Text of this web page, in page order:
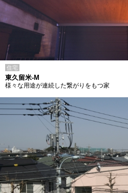
住宅
東久留米-M
様々な用途が連続した繋がりをもつ家